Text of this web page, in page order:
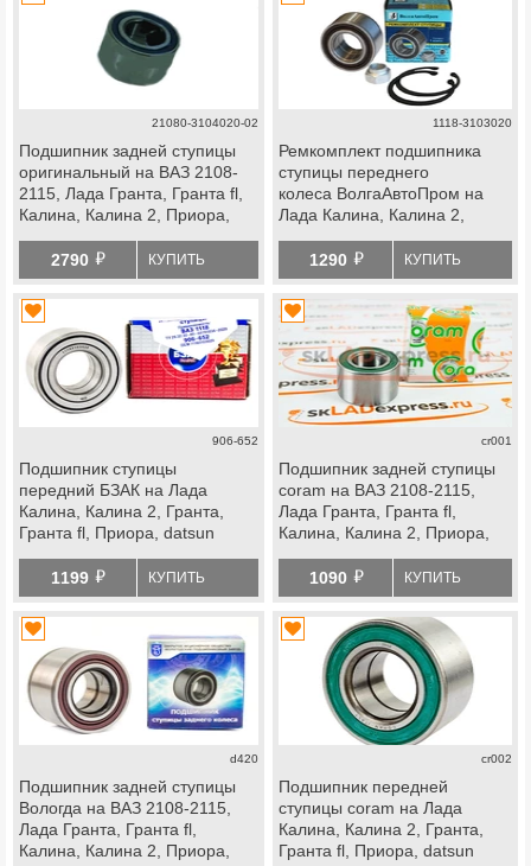
21080-3104020-02
Подшипник задней ступицы
оригинальный на ВАЗ 2108-
2115, Лада Гранта, Гранта fl,
Калина, Калина 2, Приора,
Лада Ока (г. Москва)
2790 й КУПИТЬ
1118-3103020
Ремкомплект подшипника
ступицы переднего
колеса ВолгаАвтоПром на
Лада Калина, Калина 2,
datsun1290 й КУПИТЬ
906-652
Подшипник ступицы
передний БЗАК на Лада
Калина, Калина 2, Гранта,
Гранта fl, Приора, datsun
1199 й КУПИТЬ
cr001
Подшипник задней ступицы
coram на ВАЗ 2108-2115,
Лада Гранта, Гранта fl,
Калина, Калина 2, Приора,
Лада Ока
1090 й КУПИТЬ
d420
Подшипник задней ступицы
Вологда на ВАЗ 2108-2115,
Лада Гранта, Гранта fl,
Калина, Калина 2, Приора,
cr002
Подшипник передней
ступицы coram на Лада
Калина, Калина 2, Гранта,
Гранта fl, Приора, datsun